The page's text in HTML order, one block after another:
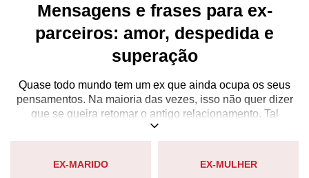
BÍBLIA
Mensagens e frases para ex-
parceiros: amor, despedida e
superação
Quase todo mundo tem um ex que ainda ocupa os seus
pensamentos. Na maioria das vezes, isso não quer dizer
que se queira retomar o antigo relacionamento. Tal
situação ocorre simplesmente porque é muito difícil viver
ela termina. Às vezes, eles persistem em nossos corações,
EX-MARIDO EX-MULHER